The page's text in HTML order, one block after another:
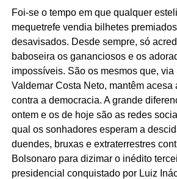
Foi-se o tempo em que qualquer
mequetrefe vendia bilhetes
desavisados. Desde sempre, só
baboseira os gananciosos e os
impossíveis. São os mesmos que,
Valdemar Costa Neto, mantêm acesa
contra a democracia. A grande
ontem e os de hoje são as redes
qual os sonhadores esperam a
duendes, bruxas e extraterrestres
Bolsonaro para dizimar o inédito
presidencial conquistado por Luiz